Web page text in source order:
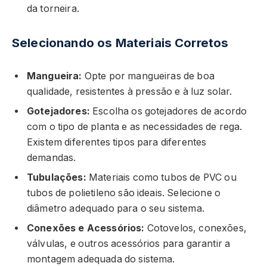
da torneira.
Selecionando os Materiais Corretos
Mangueira: Opte por mangueiras de boa
qualidade, resistentes à pressão e à luz solar.
Gotejadores: Escolha os gotejadores de acordo
com o tipo de planta e as necessidades de rega.
Existem diferentes tipos para diferentes
demandas.
Tubulações: Materiais como tubos de PVC ou
tubos de polietileno são ideais. Selecione o
diâmetro adequado para o seu sistema.
Conexões e Acessórios: Cotovelos, conexões,
válvulas, e outros acessórios para garantir a
montagem adequada do sistema.